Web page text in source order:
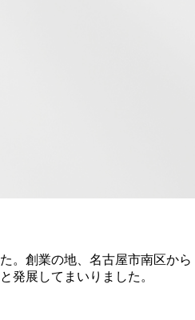
。創業の地、名古屋市南区か
発展してまいりました。